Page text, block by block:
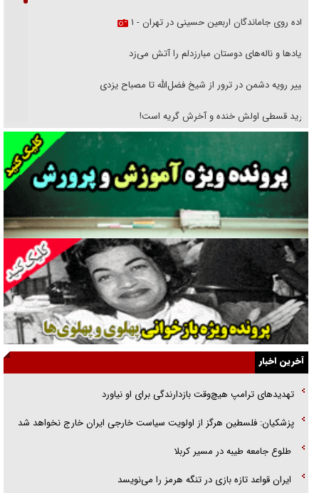
پیاده روی جاماندگان اربعین حسینی در تهران - ۱
فریاد‌ها و ناله‌های دوستان مبارزدلم را آتش می‌زد
تغییر رویه دشمن در ترور از شیخ فضل‌الله تا مصباح یزدی
خرید قسطی اولش خنده و آخرش گریه است!
فوتبال و آن «بالا»!
راهبرد غافلگیری با نسل جدید پهپاد‌ها
جنجال پزشکان تقلبی در صنعت زیبایی
یهودی‌ها در ادبیات داستانی اروپا؛ از شکسپیر تا دیکنز
گفت‌وگو با خواهر یکی از شهدای جنگ رمضان/ خواهرم فرمانده جهادی و
اهل خدمت بی‌منت بود
جزئیات شکنجه‌هایم فراتر از آن است که در بیان بگنجد!
پلیس
آخرین اخبار
تهدید‌های ترامپ هیچ‌وقت بازدارندگی برای او نیاورد
پزشکیان: فلسطین هرگز از اولویت سیاست خارجی ایران خارج نخواهد شد
طلوع جامعه طیبه در مسیر کربلا
ایران قواعد تازه بازی در تنگه هرمز را می‌نویسد